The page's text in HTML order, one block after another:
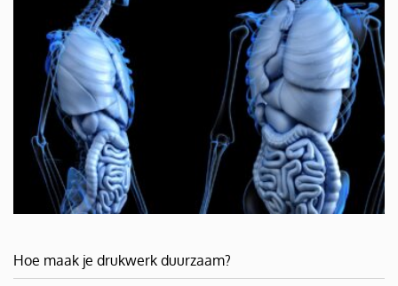
Hoe maak je drukwerk duurzaam?